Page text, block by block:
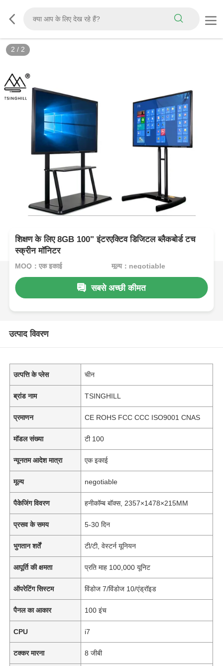
2 / 2
शिक्षण के लिए 8GB 100" इंटरएक्टिव डिजिटल ब्लैकबोर्ड टच
स्क्रीन मॉनिटर
MOQ：एक इकाई मूल्य：negotiable
सबसे अच्छी कीमत
उत्पाद विवरण
उत्पत्ति के प्लेस चीन
ब्रांड नाम TSINGHILL
प्रमाणन CE ROHS FCC CCC ISO9001 CNAS
मॉडल संख्या टी 100
न्यूनतम आदेश मात्रा एक इकाई
मूल्य negotiable
पैकेजिंग विवरण हनीकॉम्ब बॉक्स, 2357×1478×215MM
प्रसव के समय 5-30 दिन
भुगतान शर्तें टी/टी, वेस्टर्न यूनियन
आपूर्ति की क्षमता प्रति माह 100,000 यूनिट
ऑपरेटिंग सिस्टम विंडोज 7/विंडोज 10/एंड्रॉइड
पैनल का आकार 100 इंच
CPU i7
टक्कर मारना 8 जीबी